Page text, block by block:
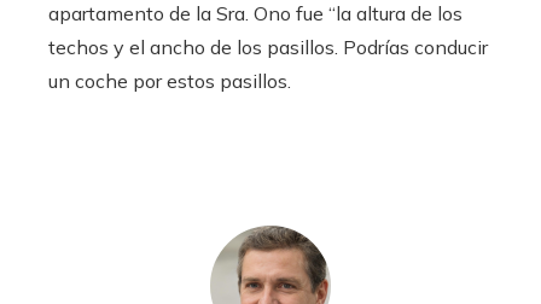
apartamento de la Sra. Ono fue “la altura de los
techos y el ancho de los pasillos. Podrías conducir
un coche por estos pasillos.